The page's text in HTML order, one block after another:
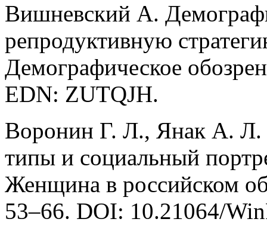
Вишневский А.
репродуктивную
Демографическое
EDN: ZUTQJH.
Воронин Г. Л., Янак А. Л.
типы и социальный
Женщина в российском
53–66. DOI: 10.21064/